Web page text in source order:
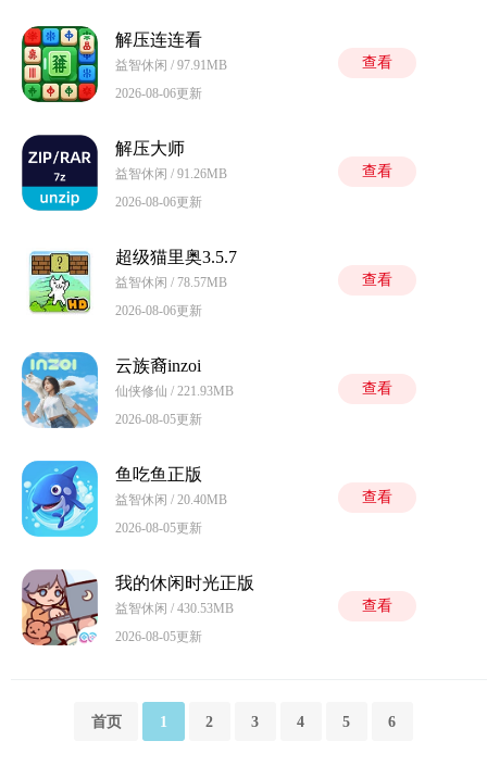
解压连连看
益智休闲 / 97.91MB
2026-08-06更新
查看
解压大师
益智休闲 / 91.26MB
2026-08-06更新
查看
超级猫里奥3.5.7
益智休闲 / 78.57MB
2026-08-06更新
查看
云族裔inzoi
仙侠修仙 / 221.93MB
2026-08-05更新
查看
鱼吃鱼正版
益智休闲 / 20.40MB
2026-08-05更新
查看
我的休闲时光正版
益智休闲 / 430.53MB
2026-08-05更新
查看
首页 1 2 3 4 5 6